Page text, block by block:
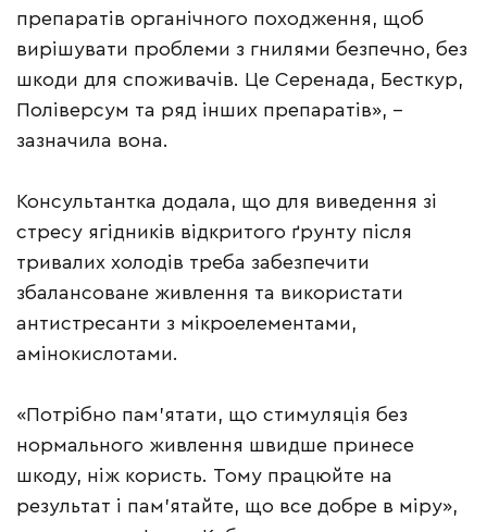
препаратів органічного походження, щоб
вирішувати проблеми з гнилями безпечно, без
шкоди для споживачів. Це Серенада, Бесткур,
Поліверсум та ряд інших препаратів», –
зазначила вона.
Консультантка додала, що для виведення зі
стресу ягідників відкритого ґрунту після
тривалих холодів треба забезпечити
збалансоване живлення та використати
антистресанти з мікроелементами,
амінокислотами.
«Потрібно пам’ятати, що стимуляція без
нормального живлення швидше принесе
шкоду, ніж користь. Тому працюйте на
результат і пам’ятайте, що все добре в міру»,